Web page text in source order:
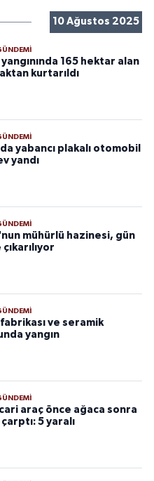
10 Ağustos 2025
165 hektar alan
kurtarıldı
yabancı plakalı otomobil
yandı
mühürlü hazinesi, gün
ve seramik
yangın
araç önce ağaca sonra
5 yaralı